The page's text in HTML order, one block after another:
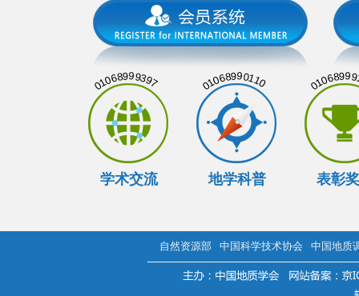
01068999397
学术交流
01068990110
地学科普 表彰
自然资源部 中国科学技术协会 中国地质